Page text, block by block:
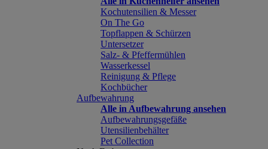
Kochutensilien & Messer
On The Go
Topflappen & Schürzen
Untersetzer
Salz- & Pfeffermühlen
Wasserkessel
Reinigung & Pflege
Kochbücher
Aufbewahrung
Alle in Aufbewahrung ansehen
Aufbewahrungsgefäße
Utensilienbehälter
Pet Collection